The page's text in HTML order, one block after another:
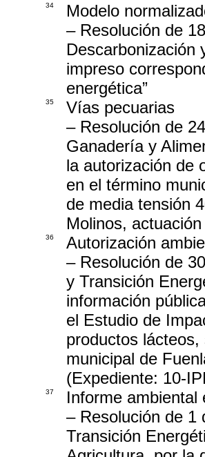
34
Modelo
– Resolución de
Descarbonización
impreso
energética”
35
Vías pecuarias
– Resolución de
Ganadería y
la autorización de
en el término
de media tensión
Molinos,
36
Autorización
– Resolución de
y Transición
información
el Estudio de
productos
municipal de
(Expediente: 10-
37
Informe ambiental
– Resolución de 1
Transición